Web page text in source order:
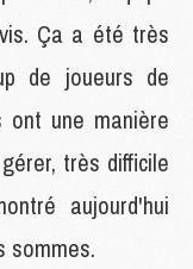
Ça a été très
de joueurs de
ont une manière
très difficile
aujourd'hui
sommes.